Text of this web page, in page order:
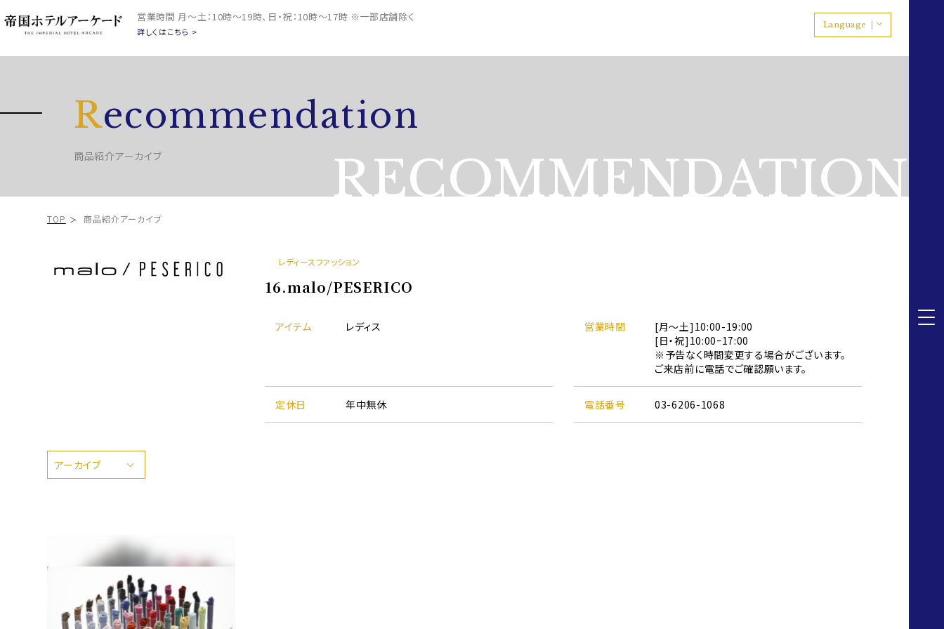
営業時間 月～土：10時～19時、日・祝：10時～17時 ※一部店舗除く
詳しくはこちら >
Language
Recommendation
商品紹介アーカイブ RECOMMENDATION
TOP 商品紹介アーカイブ
レディースファッション
16.malo/PESERICO
アイテム レディス 営業時間
[月～土]10:00-19:00
[日・祝]10:00ｰ17:00
※予告なく時間変更する場合がございます。
ご来店前に電話でご確認願います。
定休日 年中無休 電話番号 03-6206-1068
アーカイブ